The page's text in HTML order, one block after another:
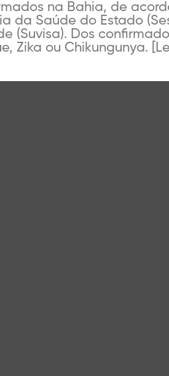
na Bahia, de
da Saúde do Estado
(Suvisa). Dos
Zika ou Chikungunya.